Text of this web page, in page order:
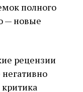
полного
— новые
рецензии
критика